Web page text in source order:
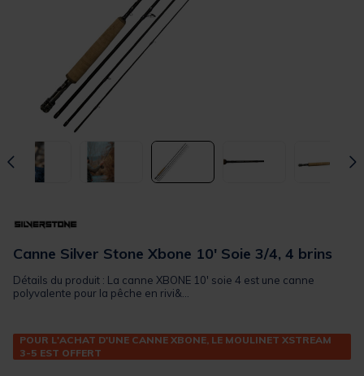
Canne Silver Stone Xbone 10' Soie 3/4, 4 brins
Détails du produit : La canne XBONE 10' soie 4 est une canne
polyvalente pour la pêche en rivi&...
POUR L'ACHAT D'UNE CANNE XBONE, LE MOULINET XSTREAM
3-5 EST OFFERT